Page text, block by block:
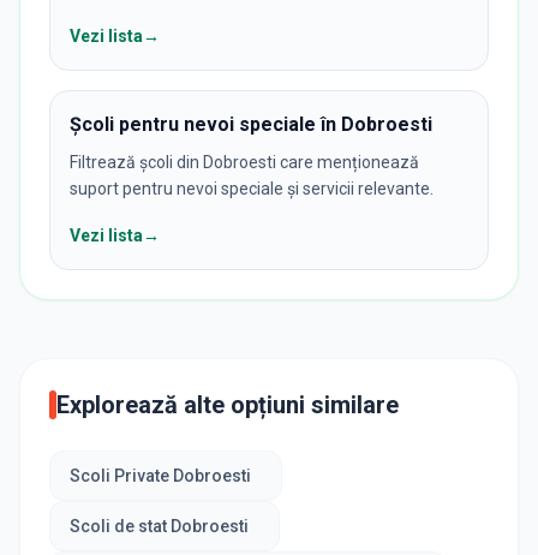
Vezi lista→
Școli pentru nevoi speciale în Dobroesti
Filtrează școli din Dobroesti care menționează
suport pentru nevoi speciale și servicii relevante.
Vezi lista→
Explorează alte opțiuni similare
Scoli Private Dobroesti
Scoli de stat Dobroesti